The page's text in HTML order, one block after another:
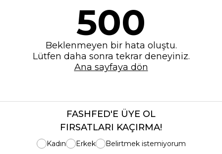
500
Beklenmeyen bir hata oluştu.
Lütfen daha sonra tekrar deneyiniz.
Ana sayfaya dön
FASHFED'E ÜYE OL
FIRSATLARI KAÇIRMA!
Kadın Erkek
Belirtmek istemiyorum